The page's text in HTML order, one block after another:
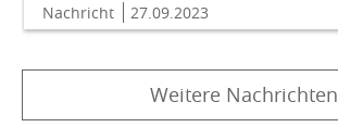
Nachricht 27.09.2023
Weitere Nachrichten